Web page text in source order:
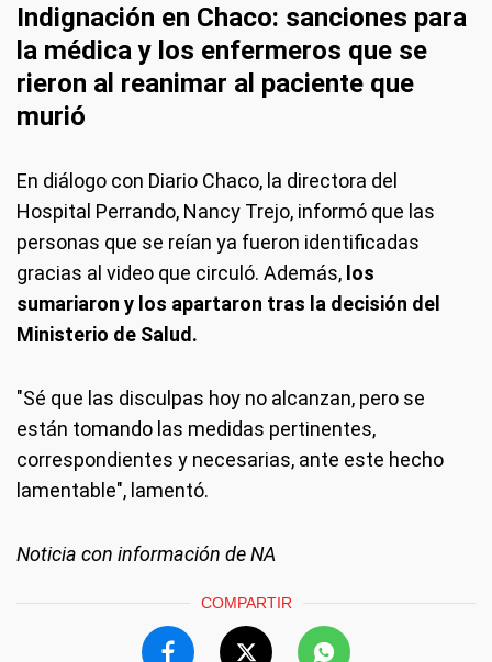
Indignación en Chaco: sanciones para
la médica y los enfermeros que se
rieron al reanimar al paciente que
murió
En diálogo con Diario Chaco, la directora del
Hospital Perrando, Nancy Trejo, informó que las
personas que se reían ya fueron identificadas
gracias al video que circuló. Además, los
sumariaron y los apartaron tras la decisión del
Ministerio de Salud.
"Sé que las disculpas hoy no alcanzan, pero se
están tomando las medidas pertinentes,
correspondientes y necesarias, ante este hecho
lamentable", lamentó.
Noticia con información de NA
COMPARTIR